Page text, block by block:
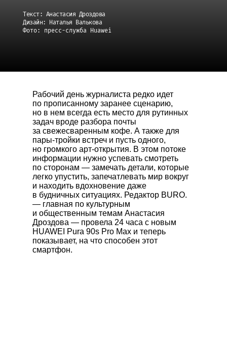
Текст: Анастасия Дроздова
Дизайн: Наталья Валькова
Фото: пресс-служба Huawei
Рабочий день журналиста редко идет
по прописанному заранее сценарию,
но в нем всегда есть место для рутинных
задач вроде разбора почты
за свежесваренным кофе. А также для
пары-тройки встреч и пусть одного,
но громкого арт-открытия. В этом потоке
информации нужно успевать смотреть
по сторонам — замечать детали, которые
легко упустить, запечатлевать мир вокруг
и находить вдохновение даже
в будничных ситуациях. Редактор BURO.
— главная по культурным
и общественным темам Анастасия
Дроздова — провела 24 часа с новым
HUAWEI Pura 90s Pro Max и теперь
показывает, на что способен этот
смартфон.